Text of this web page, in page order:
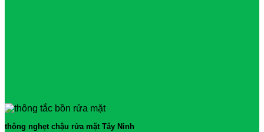
thông nghẹt chậu rửa mặt Tây Ninh